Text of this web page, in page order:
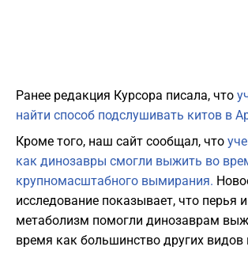
Ранее редакция Курсора писала, что
найти способ подслушивать китов в
Кроме того, наш сайт сообщал, что
как динозавры смогли выжить во
крупномасштабного вымирания.
исследование показывает, что перья
метаболизм помогли динозаврам
время как большинство других